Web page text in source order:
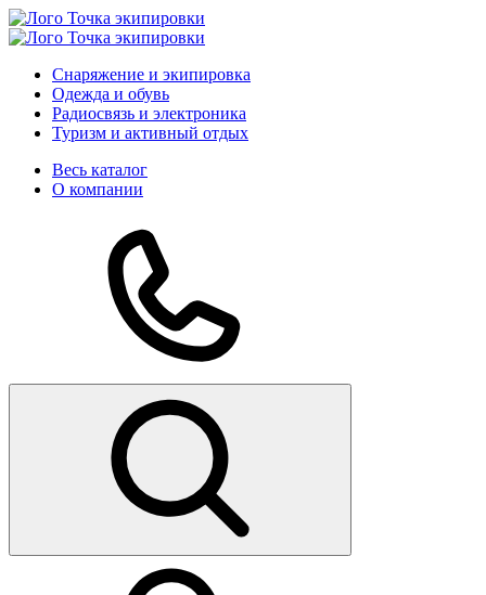
Снаряжение и экипировка
Одежда и обувь
Радиосвязь и электроника
Туризм и активный отдых
Весь каталог
О компании